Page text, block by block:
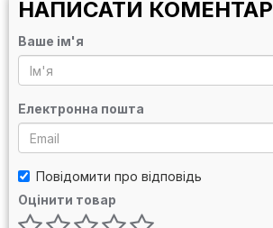
НАПИСАТИ КОМЕНТАР
Ваше ім'я
Електронна пошта
Повідомити про відповідь
Оцінити товар